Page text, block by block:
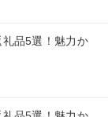
品5選！魅力か